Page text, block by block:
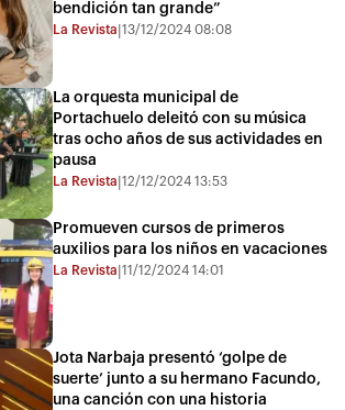
bendición tan grande”
La Revista |13/12/2024 08:08
La orquesta municipal de
Portachuelo deleitó con su música
tras ocho años de sus actividades en
pausa
La Revista |12/12/2024 13:53
Promueven cursos de primeros
auxilios para los niños en vacaciones
La Revista |11/12/2024 14:01
Jota Narbaja presentó ‘golpe de
suerte’ junto a su hermano Facundo,
una canción con una historia